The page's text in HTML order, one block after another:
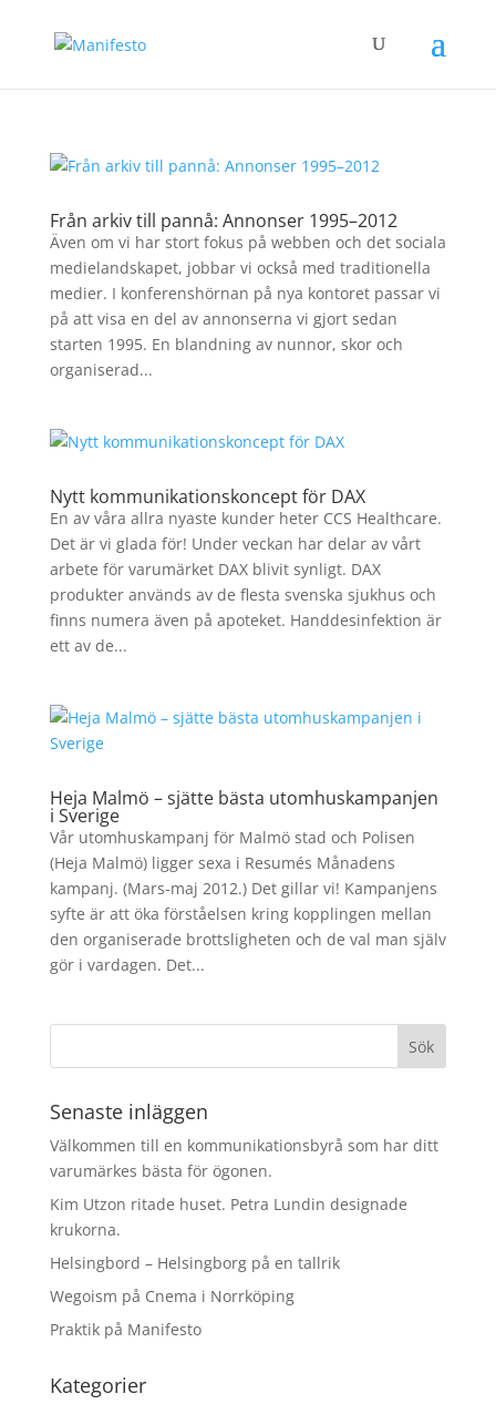
Från arkiv till pannå: Annonser 1995–2012
Även om vi har stort fokus på webben och det sociala
medielandskapet, jobbar vi också med traditionella
medier. I konferenshörnan på nya kontoret passar vi
på att visa en del av annonserna vi gjort sedan
starten 1995. En blandning av nunnor, skor och
organiserad...
Nytt kommunikationskoncept för DAX
En av våra allra nyaste kunder heter CCS Healthcare.
Det är vi glada för! Under veckan har delar av vårt
arbete för varumärket DAX blivit synligt. DAX
produkter används av de flesta svenska sjukhus och
finns numera även på apoteket. Handdesinfektion är
ett av de...
Heja Malmö – sjätte bästa utomhuskampanjen
i Sverige
Vår utomhuskampanj för Malmö stad och Polisen
(Heja Malmö) ligger sexa i Resumés Månadens
kampanj. (Mars-maj 2012.) Det gillar vi! Kampanjens
syfte är att öka förståelsen kring kopplingen mellan
den organiserade brottsligheten och de val man själv
gör i vardagen. Det...
Senaste inläggen
Välkommen till en kommunikationsbyrå som har ditt
varumärkes bästa för ögonen.
Kim Utzon ritade huset. Petra Lundin designade
krukorna.
Helsingbord – Helsingborg på en tallrik
Wegoism på Cnema i Norrköping
Praktik på Manifesto
Kategorier